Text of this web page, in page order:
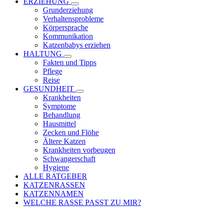
Grunderziehung
Verhaltensprobleme
Körpersprache
Kommunikation
Katzenbabys erziehen
HALTUNG
Fakten und Tipps
Pflege
Reise
GESUNDHEIT
Krankheiten
Symptome
Behandlung
Hausmittel
Zecken und Flöhe
Ältere Katzen
Krankheiten vorbeugen
Schwangerschaft
Hygiene
ALLE RATGEBER
KATZENRASSEN
KATZENNAMEN
WELCHE RASSE PASST ZU MIR?